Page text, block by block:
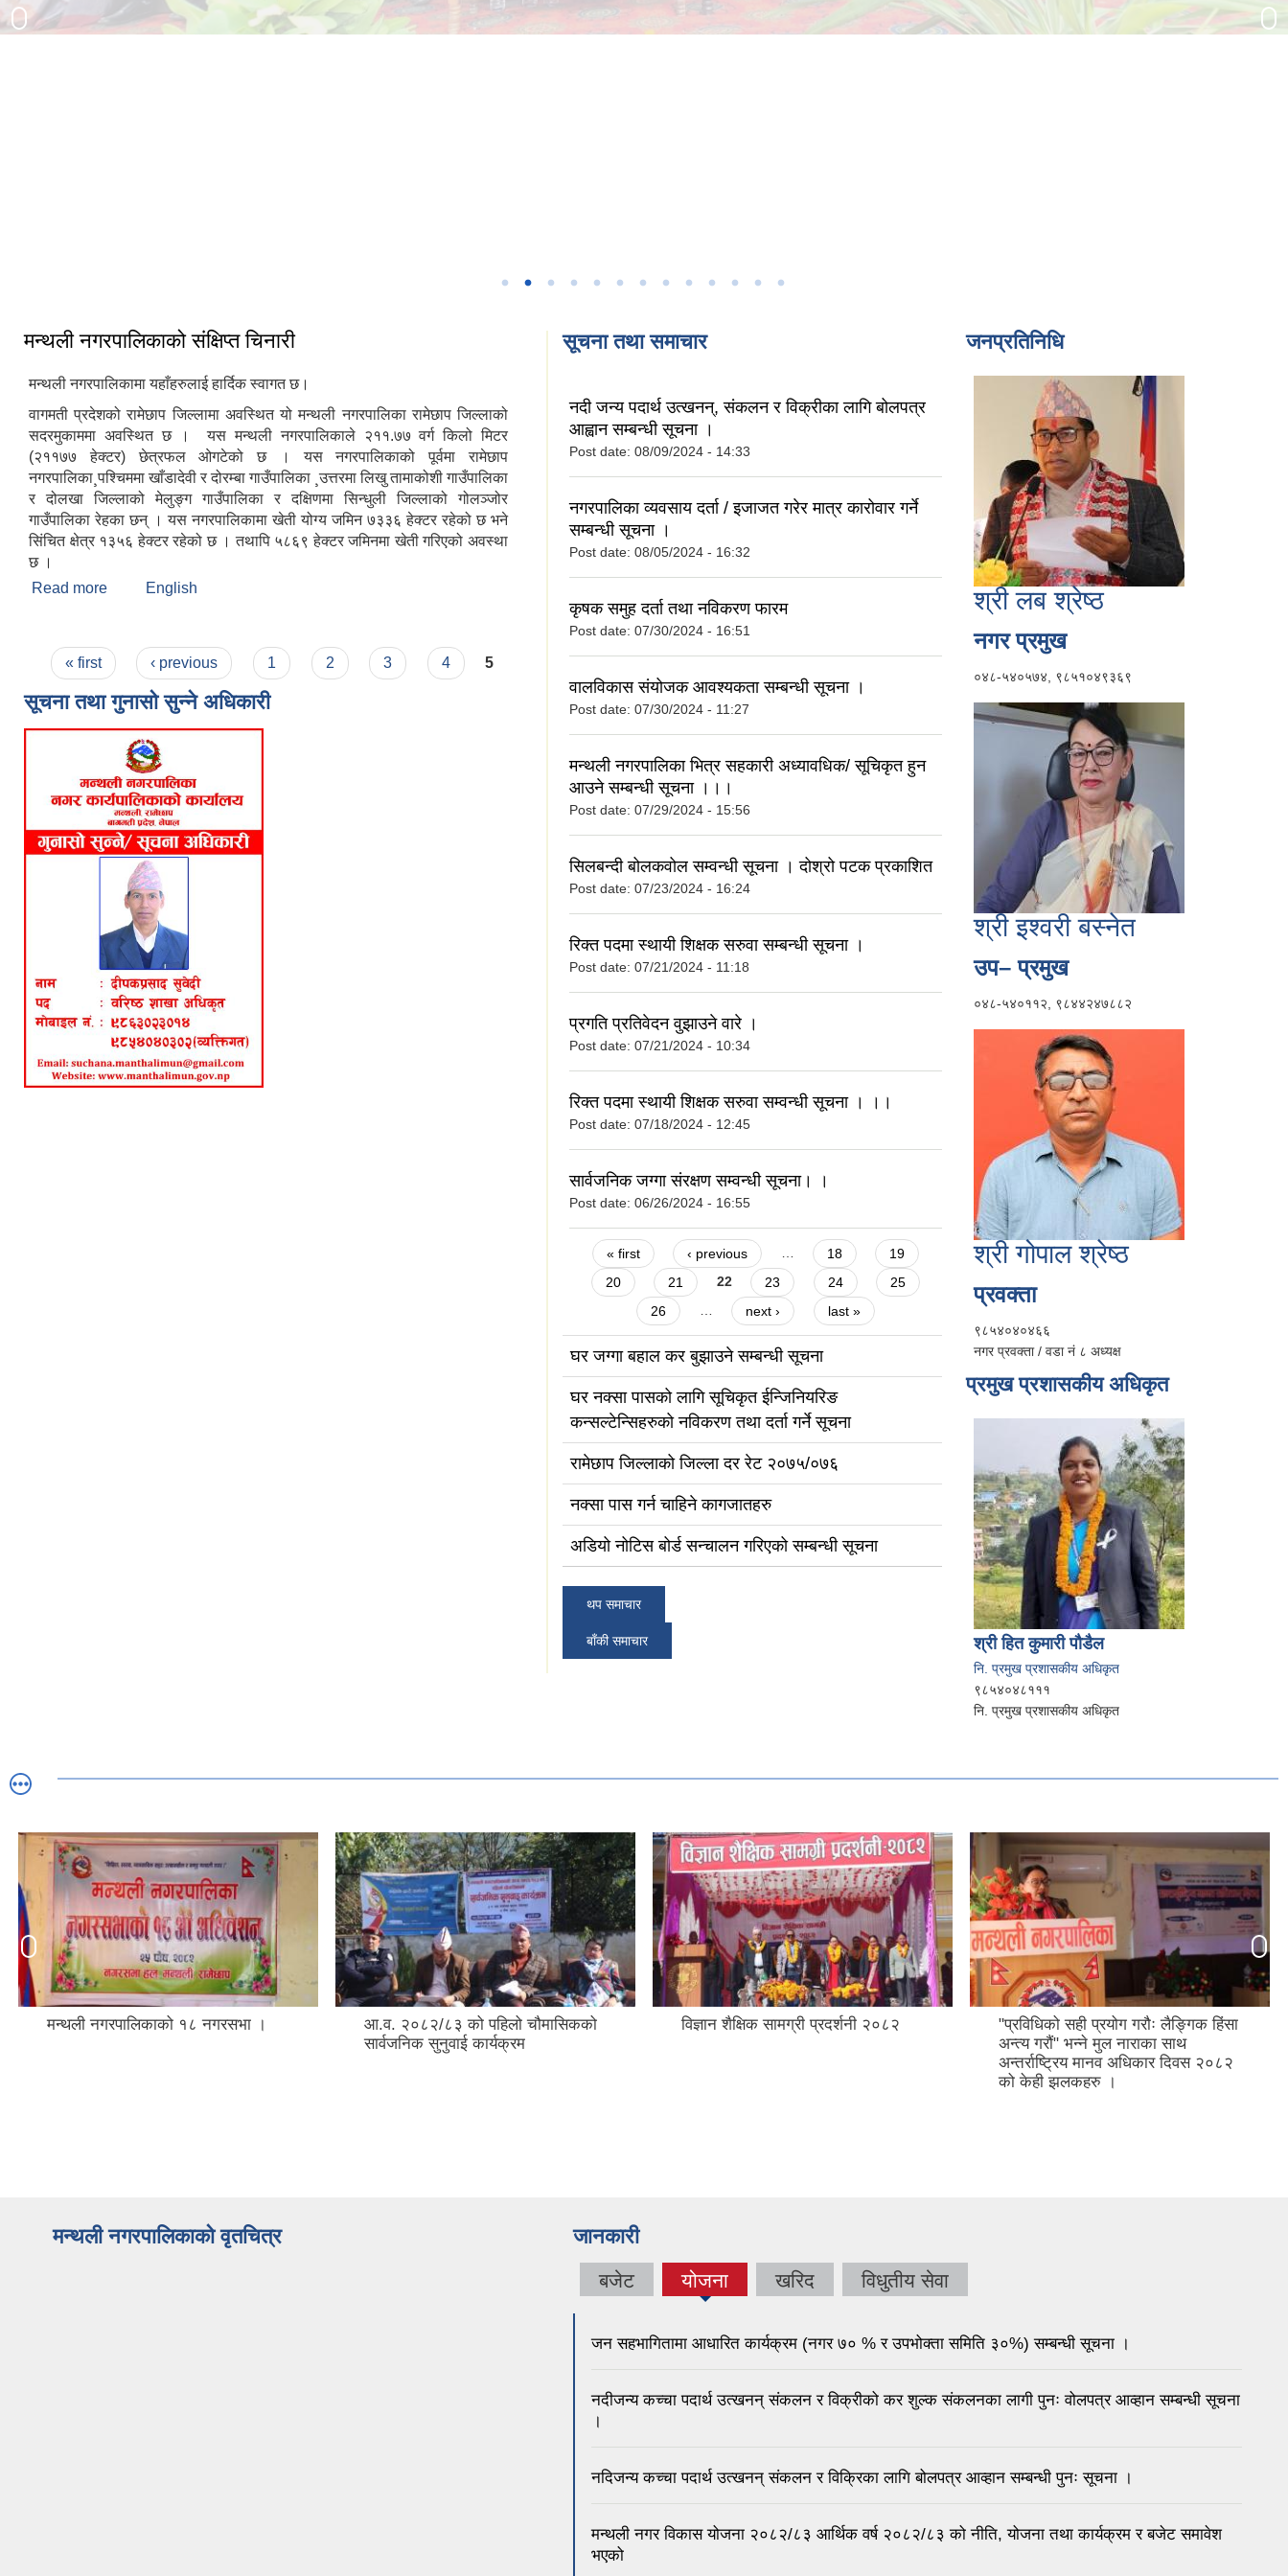
मन्थली नगरपालिकाको संक्षिप्त चिनारी
मन्थली नगरपालिकामा यहाँहरुलाई हार्दिक स्वागत छ।
वागमती प्रदेशको रामेछाप जिल्लामा अवस्थित यो मन्थली नगरपालिका रामेछाप जिल्लाको
सदरमुकाममा अवस्थित छ । यस मन्थली नगरपालिकाले २११.७७ वर्ग किलो मिटर
(२११७७ हेक्टर) छेत्रफल ओगटेको छ । यस नगरपालिकाको पूर्वमा रामेछाप
नगरपालिका¸पश्चिममा खाँडादेवी र दोरम्बा गाउँपालिका ¸उत्तरमा लिखु तामाकोशी गाउँपालिका
र दोलखा जिल्लाको मेलुङ्ग गाउँपालिका र दक्षिणमा सिन्धुली जिल्लाको गोलञ्जोर
गाउँपालिका रेहका छन् । यस नगरपालिकामा खेती योग्य जमिन ७३३६ हेक्टर रहेको छ भने
सिंचित क्षेत्र १३५६ हेक्टर रहेको छ । तथापि ५८६९ हेक्टर जमिनमा खेती गरिएको अवस्था
छ ।
Read more about मन्थली नगरपालिकाको संक्षिप्त चिनारी
English
Pages
« first ‹ previous 1 2 3 4 5
सूचना तथा गुनासो सुन्ने अधिकारी
सूचना तथा समाचार
नदी जन्य पदार्थ उत्खनन्, संकलन र विक्रीका लागि बोलपत्र
आह्वान सम्बन्धी सूचना ।
Post date: 08/09/2024 - 14:33
नगरपालिका व्यवसाय दर्ता / इजाजत गरेर मात्र कारोवार गर्ने
सम्बन्धी सूचना ।
Post date: 08/05/2024 - 16:32
कृषक समुह दर्ता तथा नविकरण फारम
Post date: 07/30/2024 - 16:51
वालविकास संयोजक आवश्यकता सम्बन्धी सूचना ।
Post date: 07/30/2024 - 11:27
मन्थली नगरपालिका भित्र सहकारी अध्यावधिक/ सूचिकृत हुन
आउने सम्बन्धी सूचना ।।।
Post date: 07/29/2024 - 15:56
सिलबन्दी बोलकवोल सम्वन्धी सूचना । दोश्रो पटक प्रकाशित
Post date: 07/23/2024 - 16:24
रिक्त पदमा स्थायी शिक्षक सरुवा सम्बन्धी सूचना ।
Post date: 07/21/2024 - 11:18
प्रगति प्रतिवेदन वुझाउने वारे ।
Post date: 07/21/2024 - 10:34
रिक्त पदमा स्थायी शिक्षक सरुवा सम्वन्धी सूचना । ।।
Post date: 07/18/2024 - 12:45
सार्वजनिक जग्गा संरक्षण सम्वन्धी सूचना। ।
Post date: 06/26/2024 - 16:55
Pages
« first ‹ previous … 18
19
20
21 22 23 24
25
26
… next › last »
घर जग्गा बहाल कर बुझाउने सम्बन्धी सूचना
घर नक्सा पासको लागि सूचिकृत ईन्जिनियरिङ
कन्सल्टेन्सिहरुको नविकरण तथा दर्ता गर्ने सूचना
रामेछाप जिल्लाको जिल्ला दर रेट २०७५/०७६
नक्सा पास गर्न चाहिने कागजातहरु
अडियो नोटिस बोर्ड सन्चालन गरिएको सम्बन्धी सूचना
थप समाचार
बाँकी समाचार
जनप्रतिनिधि
श्री लब श्रेष्ठ
नगर प्रमुख
०४८-५४०५७४, ९८५१०४९३६९
श्री इश्वरी बस्नेत
उप– प्रमुख
०४८-५४०११२, ९८४४२४७८८२
श्री गोपाल श्रेष्ठ
प्रवक्ता
९८५४०४०४६६
नगर प्रवक्ता / वडा नं ८ अध्यक्ष
प्रमुख प्रशासकीय अधिकृत
श्री हित कुमारी पौडैल
नि. प्रमुख प्रशासकीय अधिकृत
९८५४०४८१११
नि. प्रमुख प्रशासकीय अधिकृत
मन्थली नगरपालिकाको १८ नगरसभा ।
आ.व. २०८२/८३ को पहिलो चौमासिकको
सार्वजनिक सुनुवाई कार्यक्रम
विज्ञान शैक्षिक सामग्री प्रदर्शनी २०८२
"प्रविधिको सही प्रयोग गरौः लैङ्गिक हिंसा
अन्त्य गरौं" भन्ने मुल नाराका साथ
अन्तर्राष्ट्रिय मानव अधिकार दिवस २०८२
को केही झलकहरु ।
मन्थली नगरपालिकाको वृतचित्र जानकारी
बजेट योजना खरिद विधुतीय सेवा
जन सहभागितामा आधारित कार्यक्रम (नगर ७० % र उपभोक्ता समिति ३०%) सम्बन्धी सूचना ।
नदीजन्य कच्चा पदार्थ उत्खनन् संकलन र विक्रीको कर शुल्क संकलनका लागी पुनः वोलपत्र आव्हान सम्बन्धी सूचना
।
नदिजन्य कच्चा पदार्थ उत्खनन् संकलन र विक्रिका लागि बोलपत्र आव्हान सम्बन्धी पुनः सूचना ।
मन्थली नगर विकास योजना २०८२/८३ आर्थिक वर्ष २०८२/८३ को नीति, योजना तथा कार्यक्रम र बजेट समावेश
भएको